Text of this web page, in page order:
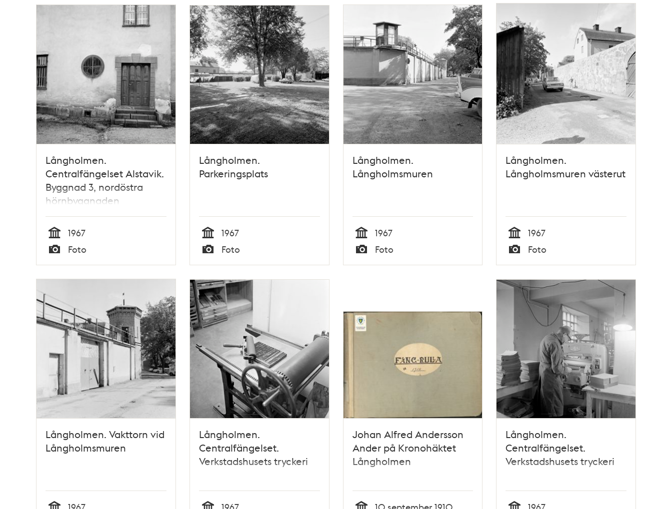
Långholmen.
Centralfängelset Alstavik.
Byggnad 3, nordöstra
hörnbyggnaden
Tid
1967
Foto
Långholmen.
Parkeringsplats
Tid
1967
Foto
Långholmen.
Långholmsmuren
Tid
1967
Foto
Långholmen.
Långholmsmuren västerut
Tid
1967
Foto
Långholmen. Vakttorn vid
Långholmsmuren
Långholmen.
Centralfängelset.
Verkstadshusets tryckeri
Johan Alfred Andersson
Ander på Kronohäktet
Långholmen
Långholmen.
Centralfängelset.
Verkstadshusets tryckeri